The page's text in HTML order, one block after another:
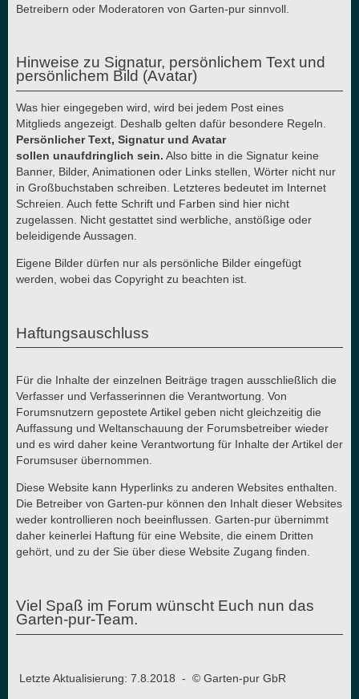
Betreibern oder Moderatoren von Garten-pur sinnvoll.
Hinweise zu Signatur, persönlichem Text und
persönlichem Bild (Avatar)
Was hier eingegeben wird, wird bei jedem Post eines
Mitglieds angezeigt. Deshalb gelten dafür besondere Regeln.
Persönlicher Text, Signatur und Avatar
sollen unaufdringlich sein. Also bitte in die Signatur keine
Banner, Bilder, Animationen oder Links stellen, Wörter nicht nur
in Großbuchstaben schreiben. Letzteres bedeutet im Internet
Schreien. Auch fette Schrift und Farben sind hier nicht
zugelassen. Nicht gestattet sind werbliche, anstößige oder
beleidigende Aussagen.
Eigene Bilder dürfen nur als persönliche Bilder eingefügt
werden, wobei das Copyright zu beachten ist.
Haftungsauschluss
Für die Inhalte der einzelnen Beiträge tragen ausschließlich die
Verfasser und Verfasserinnen die Verantwortung. Von
Forumsnutzern gepostete Artikel geben nicht gleichzeitig die
Auffassung und Weltanschauung der Forumsbetreiber wieder
und es wird daher keine Verantwortung für Inhalte der Artikel der
Forumsuser übernommen.
Diese Website kann Hyperlinks zu anderen Websites enthalten.
Die Betreiber von Garten-pur können den Inhalt dieser Websites
weder kontrollieren noch beeinflussen. Garten-pur übernimmt
daher keinerlei Haftung für eine Website, die einem Dritten
gehört, und zu der Sie über diese Website Zugang finden.
Viel Spaß im Forum wünscht Euch nun das
Garten-pur-Team.
Letzte Aktualisierung: 7.8.2018 - © Garten-pur GbR